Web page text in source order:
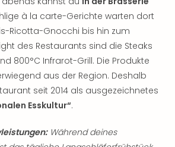
à la carte-Gerichte warten dort
Ricotta-Gnocchi bis hin zum
des Restaurants sind die Steaks
800°C Infrarot-Grill. Die Produkte
aus der Region. Deshalb
seit 2014 als ausgezeichnetes
Esskultur“.
Während deines